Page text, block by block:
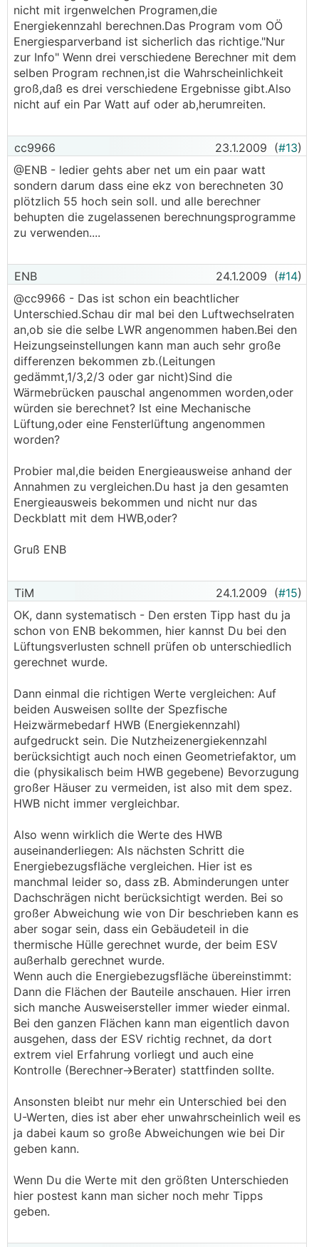
nicht mit irgenwelchen Programen,die
Energiekennzahl berechnen.Das Program vom OÖ
Energiesparverband ist sicherlich das richtige."Nur
zur Info" Wenn drei verschiedene Berechner mit dem
selben Program rechnen,ist die Wahrscheinlichkeit
groß,daß es drei verschiedene Ergebnisse gibt.Also
nicht auf ein Par Watt auf oder ab,herumreiten.
cc9966 23.1.2009 (#13)
@ENB - ledier gehts aber net um ein paar watt
sondern darum dass eine ekz von berechneten 30
plötzlich 55 hoch sein soll. und alle berechner
behupten die zugelassenen berechnungsprogramme
zu verwenden....
ENB 24.1.2009 (#14)
@cc9966 - Das ist schon ein beachtlicher
Unterschied.Schau dir mal bei den Luftwechselraten
an,ob sie die selbe LWR angenommen haben.Bei den
Heizungseinstellungen kann man auch sehr große
differenzen bekommen zb.(Leitungen
gedämmt,1/3,2/3 oder gar nicht)Sind die
Wärmebrücken pauschal angenommen worden,oder
würden sie berechnet? Ist eine Mechanische
Lüftung,oder eine Fensterlüftung angenommen
worden?
Probier mal,die beiden Energieausweise anhand der
Annahmen zu vergleichen.Du hast ja den gesamten
Energieausweis bekommen und nicht nur das
Deckblatt mit dem HWB,oder?
Gruß ENB
TiM 24.1.2009 (#15)
OK, dann systematisch - Den ersten Tipp hast du ja
schon von ENB bekommen, hier kannst Du bei den
Lüftungsverlusten schnell prüfen ob unterschiedlich
gerechnet wurde.
Dann einmal die richtigen Werte vergleichen: Auf
beiden Ausweisen sollte der Spezfische
Heizwärmebedarf HWB (Energiekennzahl)
aufgedruckt sein. Die Nutzheizenergiekennzahl
berücksichtigt auch noch einen Geometriefaktor, um
die (physikalisch beim HWB gegebene) Bevorzugung
großer Häuser zu vermeiden, ist also mit dem spez.
HWB nicht immer vergleichbar.
Also wenn wirklich die Werte des HWB
auseinanderliegen: Als nächsten Schritt die
Energiebezugsfläche vergleichen. Hier ist es
manchmal leider so, dass zB. Abminderungen unter
Dachschrägen nicht berücksichtigt werden. Bei so
großer Abweichung wie von Dir beschrieben kann es
aber sogar sein, dass ein Gebäudeteil in die
thermische Hülle gerechnet wurde, der beim ESV
außerhalb gerechnet wurde.
Wenn auch die Energiebezugsfläche übereinstimmt:
Dann die Flächen der Bauteile anschauen. Hier irren
sich manche Ausweisersteller immer wieder einmal.
Bei den ganzen Flächen kann man eigentlich davon
ausgehen, dass der ESV richtig rechnet, da dort
extrem viel Erfahrung vorliegt und auch eine
Kontrolle (Berechner->Berater) stattfinden sollte.
Ansonsten bleibt nur mehr ein Unterschied bei den
U-Werten, dies ist aber eher unwahrscheinlich weil es
ja dabei kaum so große Abweichungen wie bei Dir
geben kann.
Wenn Du die Werte mit den größten Unterschieden
hier postest kann man sicher noch mehr Tipps
geben.